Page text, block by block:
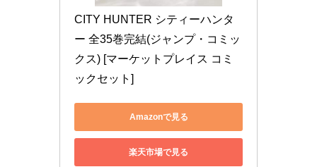
CITY HUNTER シティーハンタ
ー 全35巻完結(ジャンプ・コミッ
クス) [マーケットプレイス コミ
ックセット]
Amazonで見る
楽天市場で見る